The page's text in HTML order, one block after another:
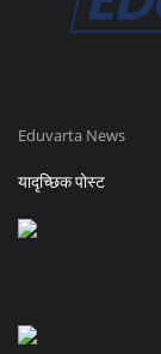
Eduvarta News
यादृच्छिक पोस्ट